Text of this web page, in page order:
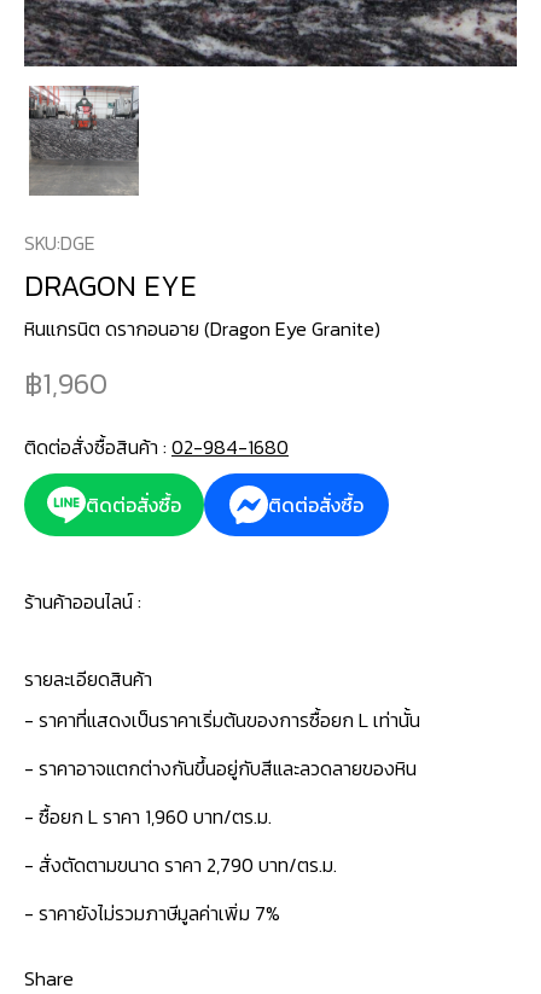
SKU:DGE
DRAGON EYE
หินแกรนิต ดรากอนอาย (Dragon Eye Granite)
1,960
ติดต่อสั่งซื้อสินค้า : 02-984-1680
ติดต่อสั่งซื้อ
ติดต่อสั่งซื้อ
ร้านค้าออนไลน์ :
รายละเอียดสินค้า
- ราคาที่แสดงเป็นราคาเริ่มต้นของการซื้อยก L เท่านั้น
- ราคาอาจแตกต่างกันขึ้นอยู่กับสีและลวดลายของหิน
- ซื้อยก L ราคา 1,960 บาท/ตร.ม.
- สั่งตัดตามขนาด ราคา 2,790 บาท/ตร.ม.
- ราคายังไม่รวมภาษีมูลค่าเพิ่ม 7%
Share